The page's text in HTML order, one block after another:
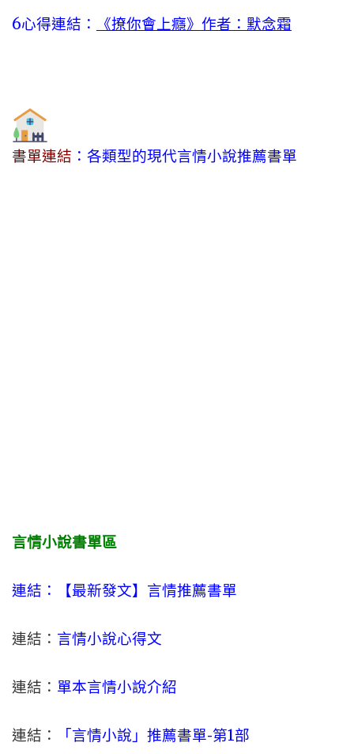
6心得連結： 《撩你會上癮》作者：默念霜
書單連結 ：各類型的現代言情小說推薦書單
言情小說書單區
連結：【最新發文】 言情推薦書單
連結： 言情小說心得文
連結： 單本言情小說介紹
連結： 「言情小說」推薦書單-第1部